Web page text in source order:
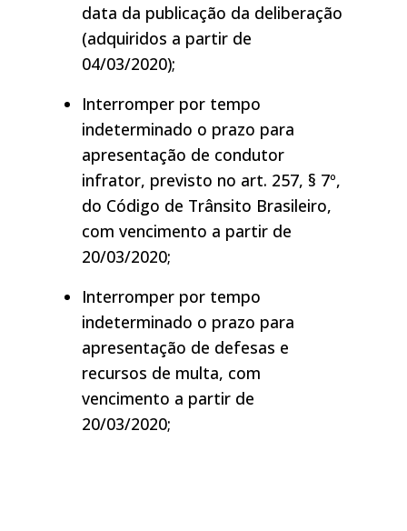
data da publicação da deliberação
(adquiridos a partir de
04/03/2020);
Interromper por tempo
indeterminado o prazo para
apresentação de condutor
infrator, previsto no art. 257, § 7º,
do Código de Trânsito Brasileiro,
com vencimento a partir de
20/03/2020;
Interromper por tempo
indeterminado o prazo para
apresentação de defesas e
recursos de multa, com
vencimento a partir de
20/03/2020;